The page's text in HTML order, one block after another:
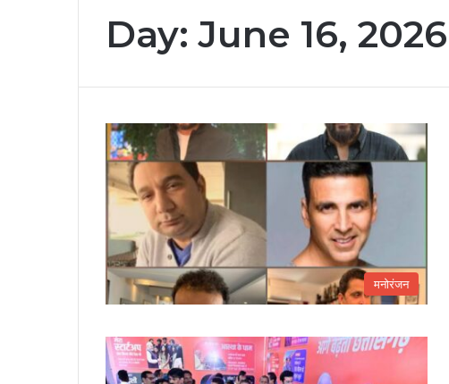
Day:June 16, 2026
मनोरंजन